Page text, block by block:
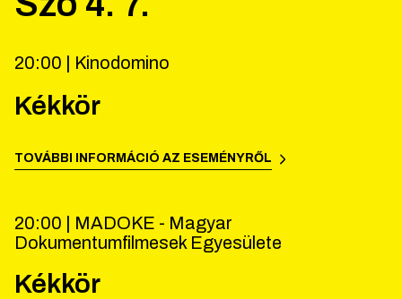
20:00 | Kinodomino
Kékkör
TOVÁBBI INFORMÁCIÓ AZ ESEMÉNYRŐL
20:00 | MADOKE - Magyar
Dokumentumfilmesek Egyesülete
Kékkör